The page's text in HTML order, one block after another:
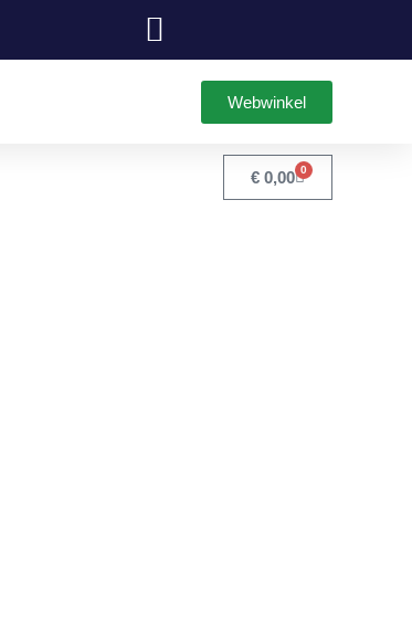
Webwinkel
€ 0,00 0